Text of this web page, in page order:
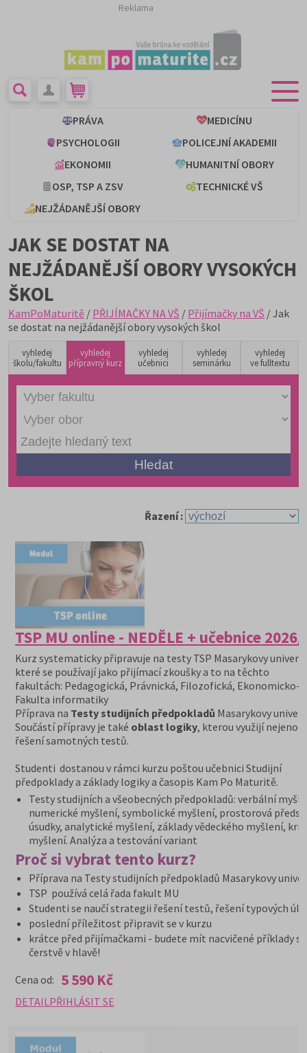
Reklama
PRÁVA
MEDICÍNU
PSYCHOLOGII
POLICEJNÍ AKADEMII
EKONOMII
HUMANITNÍ OBORY
OSP, TSP A ZSV
TECHNICKÉ VŠ
NEJŽÁDANĚJŠÍ OBORY
JAK SE DOSTAT NA
NEJŽÁDANĚJŠÍ OBORY VYSOKÝCH
ŠKOL
KamPoMaturitě / PŘIJÍMAČKY NA VŠ / Přijímačky na VŠ / Jak
se dostat na nejžádanější obory vysokých škol
vyhledej
školu/fakultu
vyhledej
přípravný kurz
vyhledej
učebnici
vyhledej
seminárku
vyhledej
ve fulltextu
Řazení :
TSP MU online - NEDĚLE + učebnice 2026/
Kurz systematicky připravuje na testy TSP Masarykovy
které se používají jako přijímací zkoušky a to na těchto
fakultách: Pedagogická, Právnická, Filozofická, Ekonomicko-
Fakulta informatiky
Příprava na Testy studijních předpokladů Masarykovy
Součástí přípravy je také oblast logiky, kterou využijí
řešení samotných testů.
Studenti dostanou v rámci kurzu poštou učebnici Studijní
předpoklady a základy logiky a časopis Kam Po Maturitě.
Testy studijních a všeobecných předpokladů: verbální
numerické myšlení, symbolické myšlení, prostorová
úsudky, analytické myšlení, základy vědeckého myšlení,
myšlení. Analýza a testování variant
Proč si vybrat tento kurz?
Příprava na Testy studijních předpokladů Masarykovy
TSP používá celá řada fakult MU
Studenti se naučí strategii řešení testů, řešení typových
poslední příležitost připravit se v kurzu
krátce před přijímačkami - budete mít nacvičené příklady
čerstvě v hlavě!
Cena od: 5 590 Kč
DETAIL PŘIHLÁSIT SE